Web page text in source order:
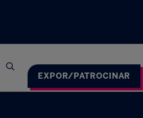
EXPOR/PATROCINAR